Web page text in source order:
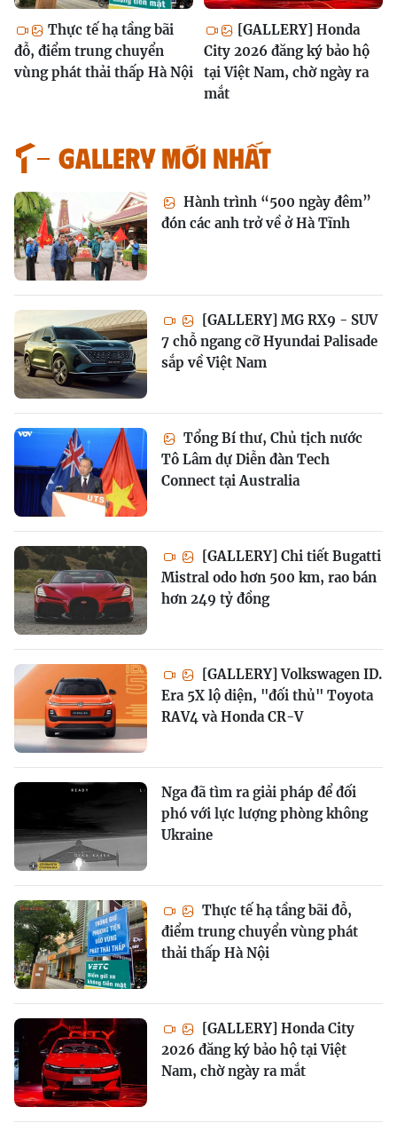
Thực tế hạ tầng bãi
đỗ, điểm trung chuyển
vùng phát thải thấp Hà Nội
[GALLERY] Honda
City 2026 đăng ký bảo hộ
tại Việt Nam, chờ ngày ra
mắt
GALLERY MỚI NHẤT
Hành trình “500 ngày đêm”
đón các anh trở về ở Hà Tĩnh
[GALLERY] MG RX9 - SUV
7 chỗ ngang cỡ Hyundai Palisade
sắp về Việt Nam
Tổng Bí thư, Chủ tịch nước
Tô Lâm dự Diễn đàn Tech
Connect tại Australia
[GALLERY] Chi tiết Bugatti
Mistral odo hơn 500 km, rao bán
hơn 249 tỷ đồng
[GALLERY] Volkswagen ID.
Era 5X lộ diện, "đối thủ" Toyota
RAV4 và Honda CR-V
Nga đã tìm ra giải pháp để đối
phó với lực lượng phòng không
Ukraine
Thực tế hạ tầng bãi đỗ,
điểm trung chuyển vùng phát
thải thấp Hà Nội
[GALLERY] Honda City
2026 đăng ký bảo hộ tại Việt
Nam, chờ ngày ra mắt